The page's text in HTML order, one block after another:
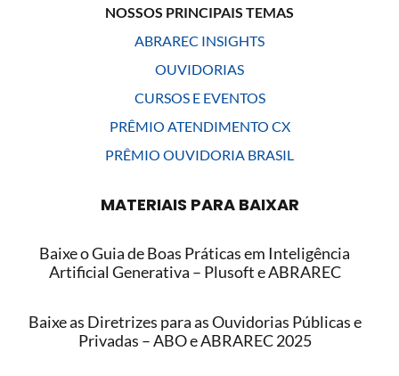
NOSSOS PRINCIPAIS TEMAS
ABRAREC INSIGHTS
OUVIDORIAS
CURSOS E EVENTOS
PRÊMIO ATENDIMENTO CX
PRÊMIO OUVIDORIA BRASIL
MATERIAIS PARA BAIXAR
Baixe o Guia de Boas Práticas em Inteligência
Artificial Generativa – Plusoft e ABRAREC
Baixe as Diretrizes para as Ouvidorias Públicas e
Privadas – ABO e ABRAREC 2025